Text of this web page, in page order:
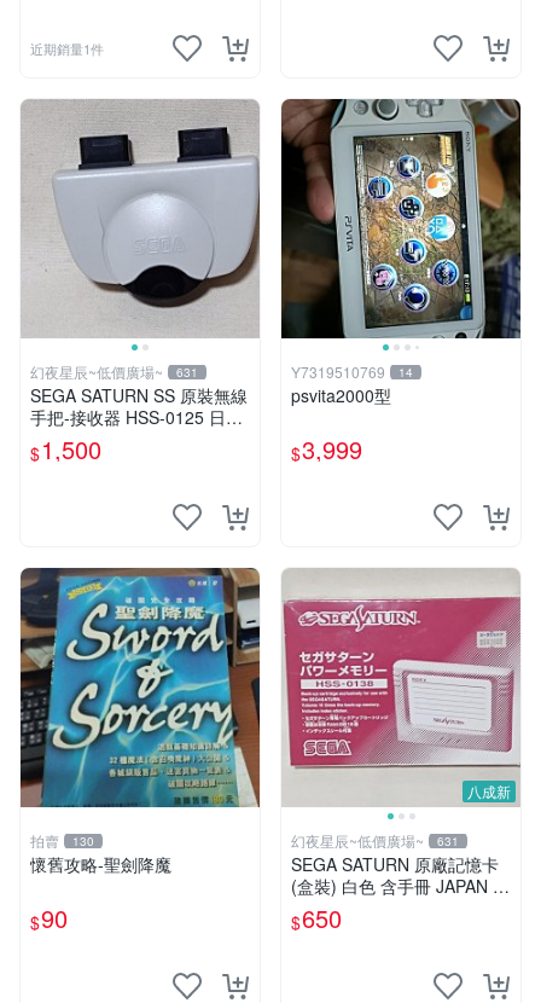
近期銷量1件
幻夜星辰~低價廣場~ 631
SEGA SATURN SS 原裝無線
手把-接收器 HSS-0125 日本
製 BB0149
$1,500
Y7319510769 14
psvita2000型
$3,999
拍賣 130
懷舊攻略-聖劍降魔
$90
八成新
幻夜星辰~低價廣場~ 631
SEGA SATURN 原廠記憶卡
(盒裝) 白色 含手冊 JAPAN 美
品 BB0330
$650